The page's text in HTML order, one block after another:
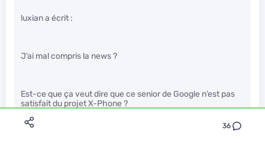
36
luxian a écrit :
J’ai mal compris la news ?
Est-ce que ça veut dire que ce senior de Google n’est pas
satisfait du projet X-Phone ?